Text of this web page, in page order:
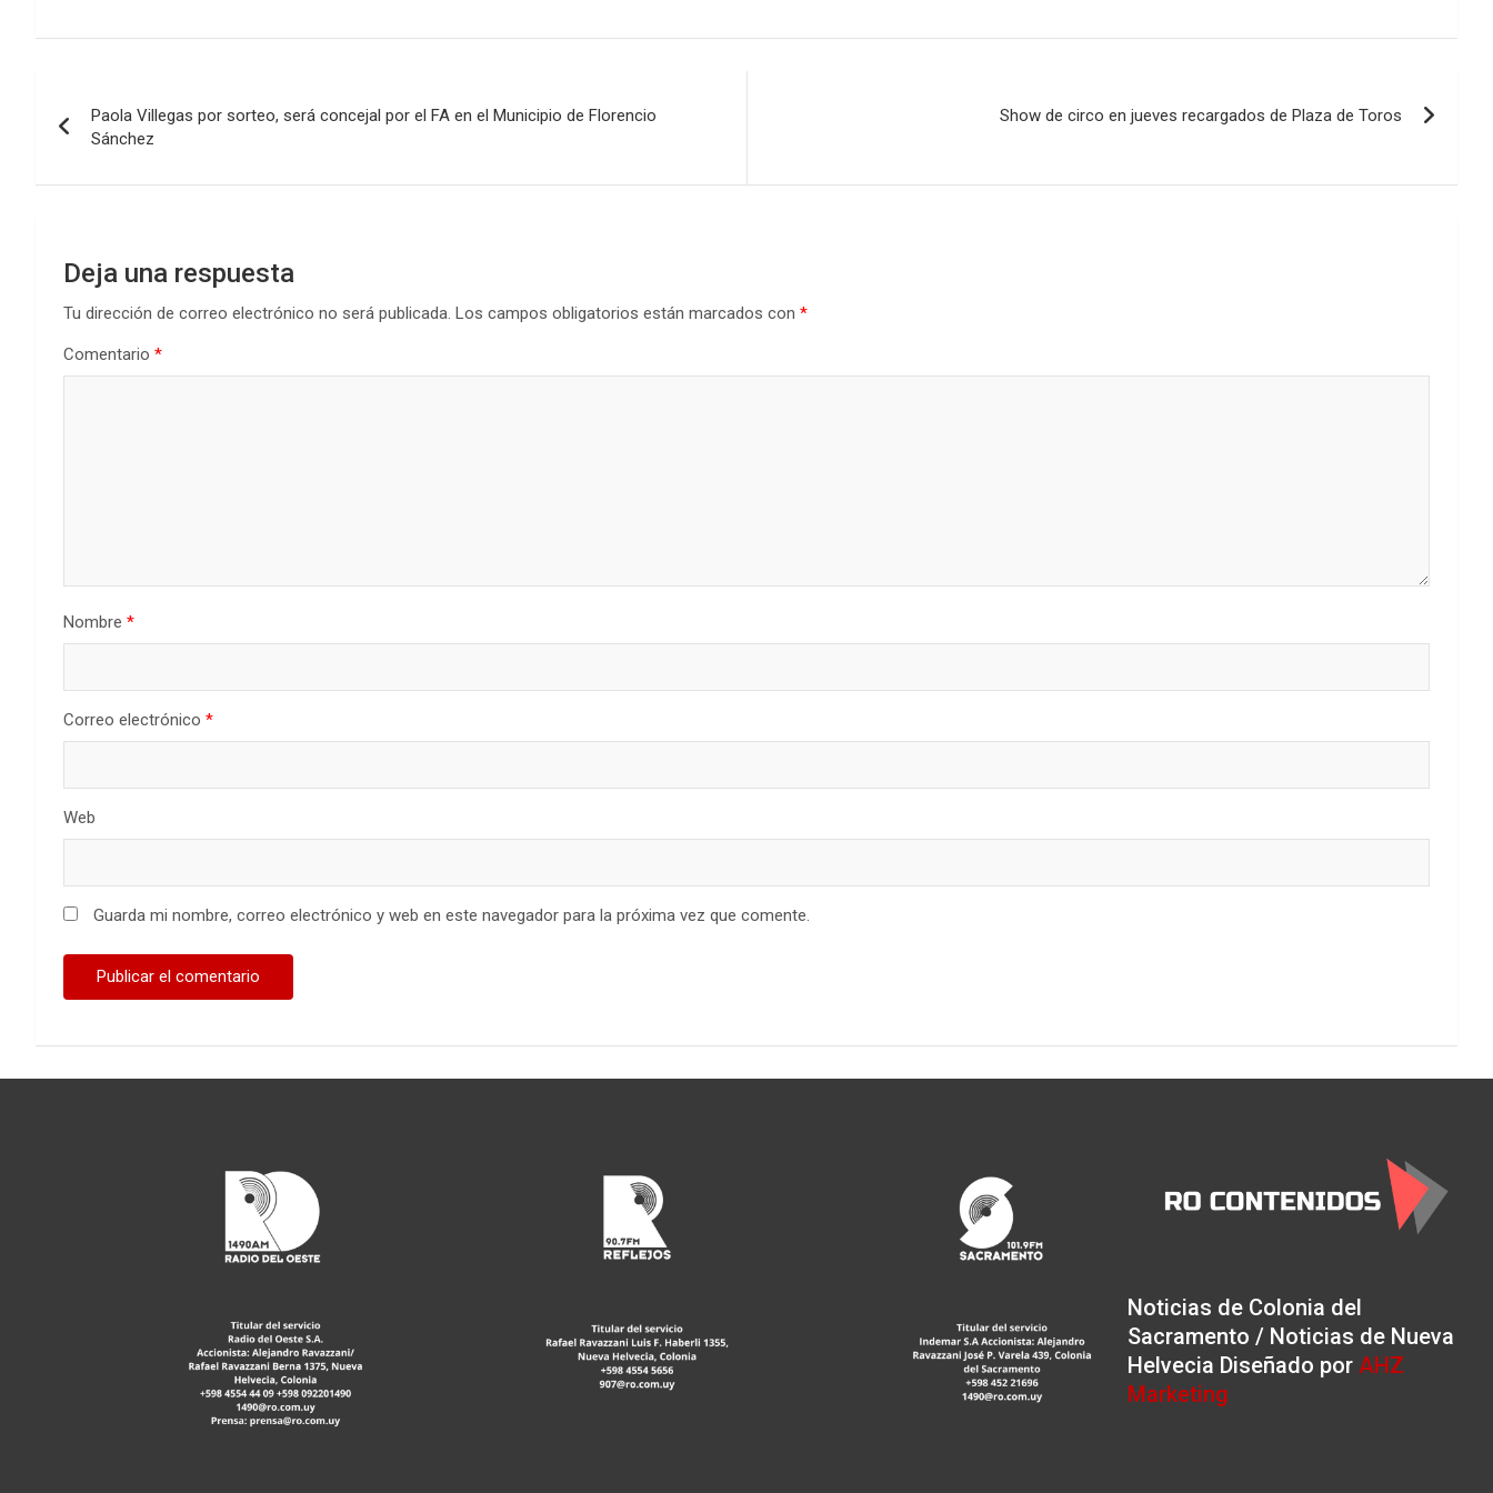
ce
o
o
k
tt at
A
p
ke
n
m
ar
de
entradas
Paola Villegas por sorteo, será concejal por el FA en el Municipio de Florencio
Sánchez
Show de circo en jueves recargados de Plaza de Toros
Deja una respuesta
Tu dirección de correo electrónico no será publicada. Los campos obligatorios están marcados con *
Comentario *
Nombre *
Correo electrónico *
Web
Guarda mi nombre, correo electrónico y web en este navegador para la próxima vez que comente.
Noticias de Colonia del
Sacramento / Noticias de Nueva
Helvecia Diseñado por AHZ
Marketing